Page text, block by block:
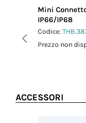
6.00
Schermatura
No
Mini
IP66/IP68
Codice:
Prezzo non
ACCESSORI